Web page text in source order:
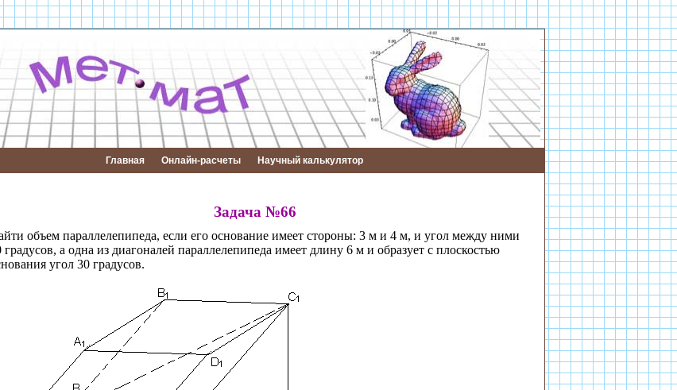
Главная Онлайн-расчеты Научный калькулятор
Задача №66
объем параллелепипеда, если его основание имеет стороны: 3 м и 4 м, и угол между ними
градусов, а одна из диагоналей параллелепипеда имеет длину 6 м и образует с плоскостью
угол 30 градусов.